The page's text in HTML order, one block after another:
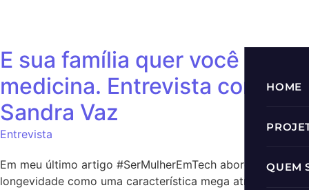
HOME
QUEM
E sua família quer você faça…
medicina. Entrevista com
Sandra Vaz
Entrevista
Em meu último artigo #SerMulherEmTech abordei
longevidade como uma característica mega atrativa da